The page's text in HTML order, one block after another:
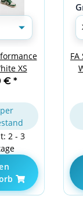
XS
€ *
2 - 3